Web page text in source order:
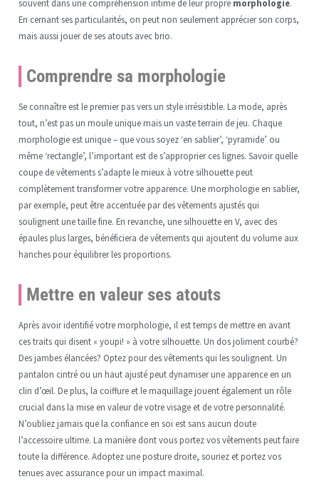
souvent dans une compréhension intime de leur propre morphologie.
En cernant ses particularités, on peut non seulement apprécier son corps,
mais aussi jouer de ses atouts avec brio.
Comprendre sa morphologie
Se connaître est le premier pas vers un style irrésistible. La mode, après
tout, n’est pas un moule unique mais un vaste terrain de jeu. Chaque
morphologie est unique – que vous soyez ‘en sablier’, ‘pyramide’ ou
même ‘rectangle’, l’important est de s’approprier ces lignes. Savoir quelle
coupe de vêtements s’adapte le mieux à votre silhouette peut
complètement transformer votre apparence. Une morphologie en sablier,
par exemple, peut être accentuée par des vêtements ajustés qui
soulignent une taille fine. En revanche, une silhouette en V, avec des
épaules plus larges, bénéficiera de vêtements qui ajoutent du volume aux
hanches pour équilibrer les proportions.
Mettre en valeur ses atouts
Après avoir identifié votre morphologie, il est temps de mettre en avant
ces traits qui disent « youpi! » à votre silhouette. Un dos joliment courbé?
Des jambes élancées? Optez pour des vêtements qui les soulignent. Un
pantalon cintré ou un haut ajusté peut dynamiser une apparence en un
clin d’œil. De plus, la coiffure et le maquillage jouent également un rôle
crucial dans la mise en valeur de votre visage et de votre personnalité.
N’oubliez jamais que la confiance en soi est sans aucun doute
l’accessoire ultime. La manière dont vous portez vos vêtements peut faire
toute la différence. Adoptez une posture droite, souriez et portez vos
tenues avec assurance pour un impact maximal.